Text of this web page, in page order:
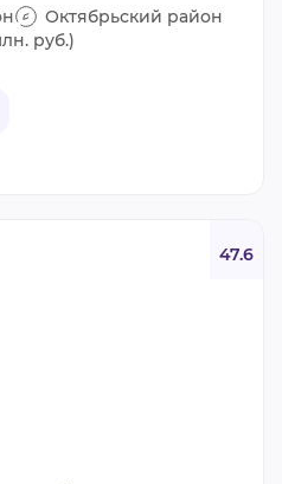
Октябрьский район
руб.)
47.6